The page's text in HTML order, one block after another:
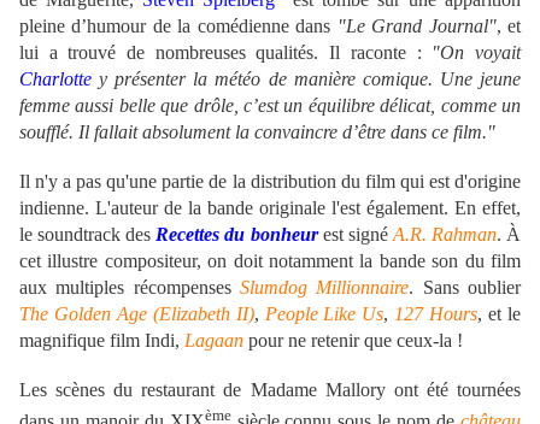
pleine d’humour de la comédienne dans "Le Grand Journal", et
lui a trouvé de nombreuses qualités. Il raconte : "On voyait
Charlotte y présenter la météo de manière comique. Une jeune
femme aussi belle que drôle, c’est un équilibre délicat, comme un
soufflé. Il fallait absolument la convaincre d’être dans ce film."
Il n'y a pas qu'une partie de la distribution du film qui est d'origine
indienne. L'auteur de la bande originale l'est également. En effet,
le soundtrack des Recettes du bonheurest signé A.R. Rahman. À
cet illustre compositeur, on doit notamment la bande son du film
aux multiples récompenses Slumdog Millionnaire. Sans oublier
The Golden Age (Elizabeth II), People Like Us, 127 Hours, et le
magnifique film Indi, Lagaan pour ne retenir que ceux-la !
Les scènes du restaurant de Madame Mallory ont été tournées
ème